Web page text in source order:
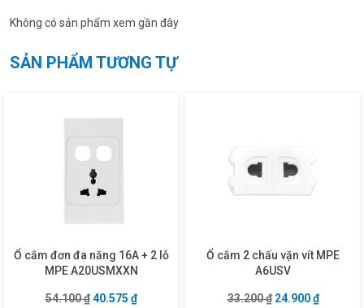
Không có sản phẩm xem gần đây
SẢN PHẨM TƯƠNG TỰ
Ổ cắm đơn đa năng 16A + 2 lỗ
MPE A20USMXXN
54.100₫ Giá gốc là: 54.100 ₫.
40.575 ₫Giá hiện tại là: 40.575 ₫.
Ổ cắm 2 chấu vặn vít MPE
A6USV
33.200₫ Giá gốc là:
24.900₫Giá hiện